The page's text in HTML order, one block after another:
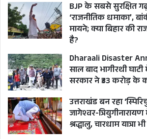
BJP के सबसे सुरक्षित
‘राजनीतिक धमाका’,
मायने; क्या बिहार की
है?
Dharaali Disaster
साल बाद भागीरथी
सरकार ने ₹33 करोड़ के
उत्तराखंड बन रहा
जागेश्वर-
श्रद्धालु, चारधाम यात्रा